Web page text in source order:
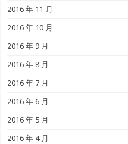
2016 年 11 月
2016 年 10 月
2016 年 9 月
2016 年 8 月
2016 年 7 月
2016 年 6 月
2016 年 5 月
2016 年 4 月